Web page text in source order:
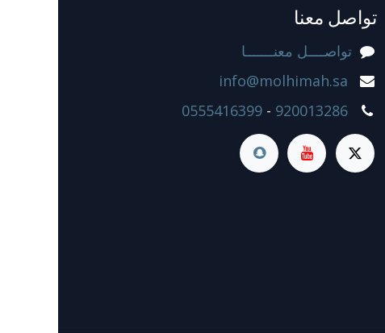
تواصل معنا
تواصــــل معنـــــــا
info@molhimah.sa
920013286
-
0555416399